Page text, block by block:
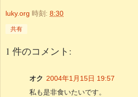
luky.org 時刻: 8:30
共有
1 件のコメント:
オク 2004年1月15日 19:57
私も是非食いたいです。